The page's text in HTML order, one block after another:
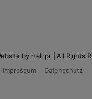
by mali pr | All Rights
Impressum
Datenschutz